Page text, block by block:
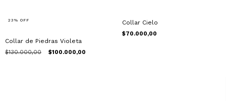
23 % OFF
Collar de Piedras Violeta
$130.000,00 $100.000,00
Collar Cielo
$70.000,00